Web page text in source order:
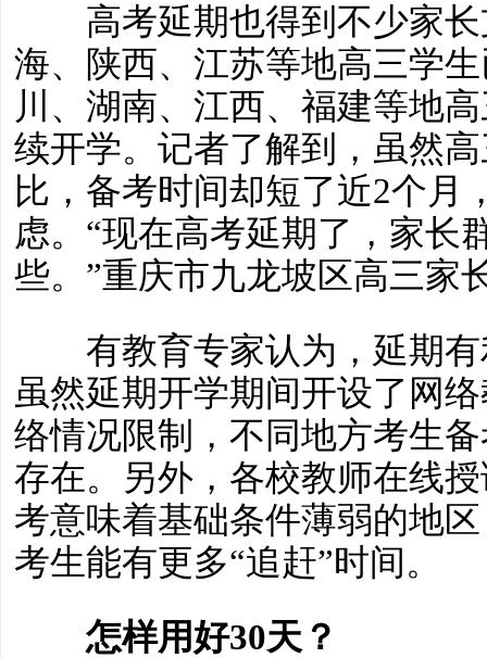
高考延期也得到不少家长
海、陕西、江苏等地高三学
川、湖南、江西、福建等地
续开学。记者了解到，虽然
比，备考时间却短了近2个月
虑。“现在高考延期了，家长
些。”重庆市九龙坡区高三家
有教育专家认为，延期有
虽然延期开学期间开设了网
络情况限制，不同地方考生
存在。另外，各校教师在线
考意味着基础条件薄弱的地
考生能有更多“追赶”时间。
怎样用好30天？